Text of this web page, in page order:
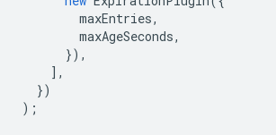
maxEntries,
maxAgeSeconds,
}),
],
})
);